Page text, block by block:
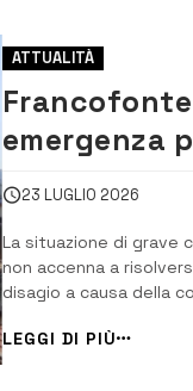
ATTUALITÀ
emergenza
acqua
23 LUGLIO 2026
La situazione di grave
non accenna a
disagio a causa della
crisi idrica. ​I problemi
scorsa e proseguiti
dim...
LEGGI DI PIÙ